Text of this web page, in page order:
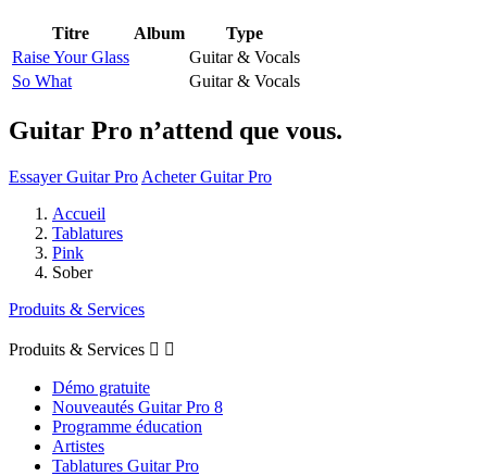
Titre Album
Type
Raise Your Glass
Guitar & Vocals
So What
Guitar & Vocals
Guitar Pro n’attend que vous.
Essayer Guitar Pro Acheter Guitar Pro
Accueil
Tablatures
Pink
Sober
Produits & Services
Produits & Services  
Démo gratuite
Nouveautés Guitar Pro 8
Programme éducation
Artistes
Tablatures Guitar Pro